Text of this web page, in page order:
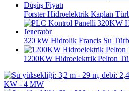
Forster Hidroelektrik Kaplan
320 kW Hidrolik Francis Su
1200KW Hidroelektrik Pelton